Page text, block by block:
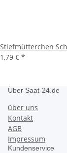
Stiefmütterchen
1,79 € *
Über Saat-24.de
über uns
Kontakt
AGB
Impressum
Kundenservice